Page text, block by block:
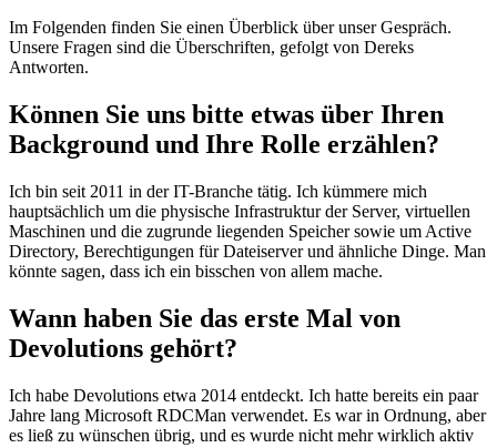
Im Folgenden finden Sie einen Überblick über unser Gespräch.
Unsere Fragen sind die Überschriften, gefolgt von Dereks
Antworten.
Können Sie uns bitte etwas über Ihren
Background und Ihre Rolle erzählen?
Ich bin seit 2011 in der IT-Branche tätig. Ich kümmere mich
hauptsächlich um die physische Infrastruktur der Server, virtuellen
Maschinen und die zugrunde liegenden Speicher sowie um Active
Directory, Berechtigungen für Dateiserver und ähnliche Dinge. Man
könnte sagen, dass ich ein bisschen von allem mache.
Wann haben Sie das erste Mal von
Devolutions gehört?
Ich habe Devolutions etwa 2014 entdeckt. Ich hatte bereits ein paar
Jahre lang Microsoft RDCMan verwendet. Es war in Ordnung, aber
es ließ zu wünschen übrig, und es wurde nicht mehr wirklich aktiv